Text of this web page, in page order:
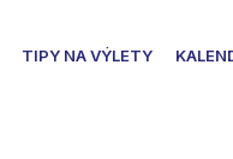
TIPY NA VÝLETY